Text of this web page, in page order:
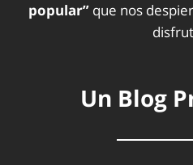
popular” que nos
Un Blog